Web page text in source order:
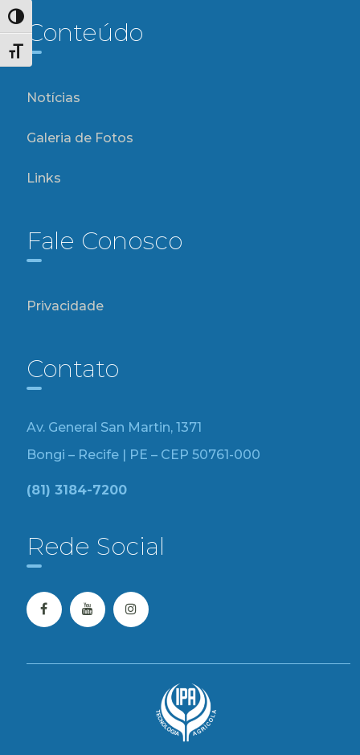
Alternar alto contraste
Alternar tamanho da fonte
Conteúdo
Notícias
Galeria de Fotos
Links
Fale Conosco
Privacidade
Contato
Av. General San Martin, 1371
Bongi – Recife | PE – CEP 50761-000
(81) 3184-7200
Rede Social